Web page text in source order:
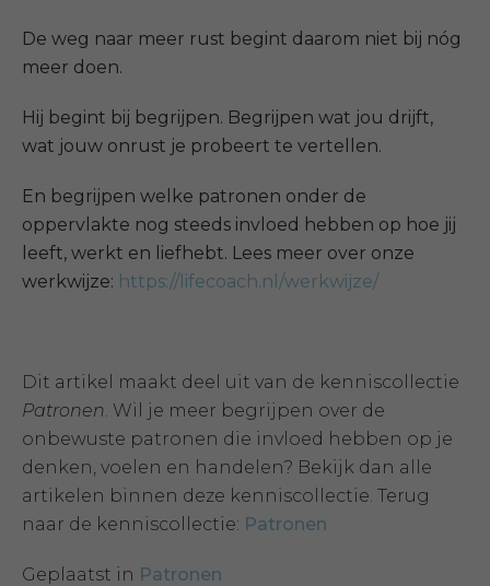
De weg naar meer rust begint daarom niet bij nóg
meer doen.
Hij begint bij begrijpen. Begrijpen wat jou drijft,
wat jouw onrust je probeert te vertellen.
En begrijpen welke patronen onder de
oppervlakte nog steeds invloed hebben op hoe jij
leeft, werkt en liefhebt. Lees meer over onze
werkwijze: https://lifecoach.nl/werkwijze/
Dit artikel maakt deel uit van de kenniscollectie
Patronen. Wil je meer begrijpen over de
onbewuste patronen die invloed hebben op je
denken, voelen en handelen? Bekijk dan alle
artikelen binnen deze kenniscollectie. Terug
naar de kenniscollectie: Patronen
Geplaatst in Patronen